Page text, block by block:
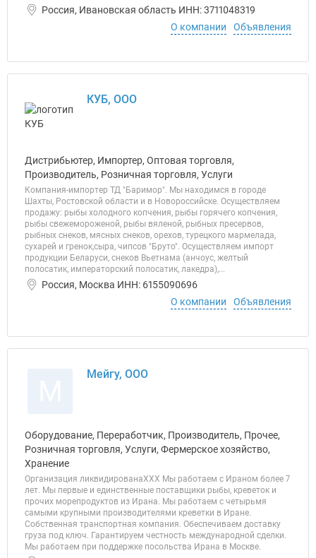
Россия, Ивановская область ИНН: 3711048319
О компании
Объявления
КУБ, ООО
Дистрибьютер, Импортер, Оптовая торговля,
Производитель, Розничная торговля, Услуги
Компания-импортер ТД "Баримор". Мы находимся в городе
Шахты, Ростовской области и в Новороссийске. Осуществляем
продажу: рыбы холодного копчения, рыбы горячего копчения,
рыбы свежемороженой, рыбы вяленой, рыбных пресервов,
рыбных снеков, мясных снеков, орехов, турецкого мармелада,
сухарей и гренок,сыра, чипсов "Бруто". Осуществляем импорт
продукции Беларуси, снеков Вьетнама (анчоус, желтый
полосатик, императорский полосатик, лакедра),...
Россия, Москва ИНН: 6155090696
О компании
Объявления
Мейгу, ООО
Оборудование, Переработчик, Производитель, Прочее,
Розничная торговля, Услуги, Фермерское хозяйство,
Хранение
Организация ликвидированаХХХ Мы работаем с Ираном более 7
лет. Мы первые и единственные поставщики рыбы, креветок и
прочих морепродуктов из Ирана. Мы работаем с четырьмя
самыми крупными производителями креветки в Иране.
Собственная транспортная компания. Обеспечиваем доставку
груза под ключ. Гарантируем честность международной сделки.
Мы работаем при поддержке посольства Ирана в Москве.